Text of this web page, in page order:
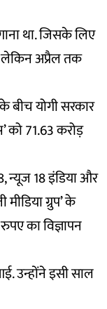
था. जिसके लिए
अप्रैल तक
बीच योगी सरकार
को 71.63 करोड़
न्यूज 18 इंडिया और
ग्रुप’ के
का विज्ञापन
उन्होंने इसी साल